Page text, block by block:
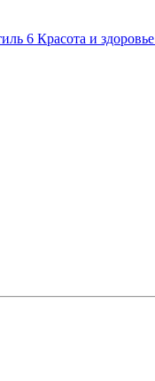
6 Красота и здоровье